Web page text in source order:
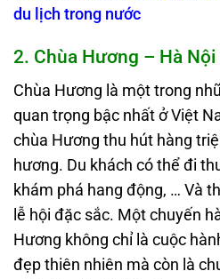
du lịch trong nước
2. Chùa Hương – Hà Nội
Chùa Hương là một trong
quan trọng bậc nhất ở Việt
chùa Hương thu hút hàng
hương. Du khách có thể đi
khám phá hang động, … Và
lễ hội đặc sắc. Một chuyến
Hương không chỉ là cuộc
đẹp thiên nhiên mà còn là